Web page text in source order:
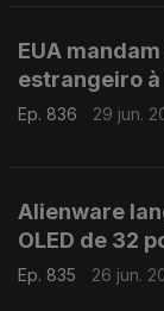
EUA
estrangeiro
Ep. 836 29 jun.
Alienware
OLED de 32
Ep. 835 26 jun.